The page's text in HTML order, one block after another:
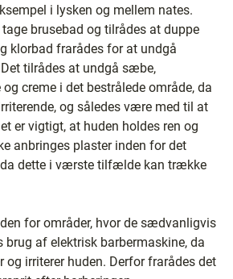
i lysken og mellem nates.
brusebad og tilrådes at duppe
klorbad frarådes for at undgå
tilrådes at undgå sæbe,
creme i det bestrålede område, da
og således være med til at
er vigtigt, at huden holdes ren og
anbringes plaster inden for det
da dette i værste tilfælde kan trække
for områder, hvor de sædvanligvis
brug af elektrisk barbermaskine, da
og irriterer huden. Derfor frarådes det